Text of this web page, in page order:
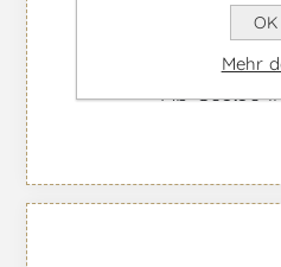
Bassus Finca
Magnum -
Ab €65,56
OK
Mehr